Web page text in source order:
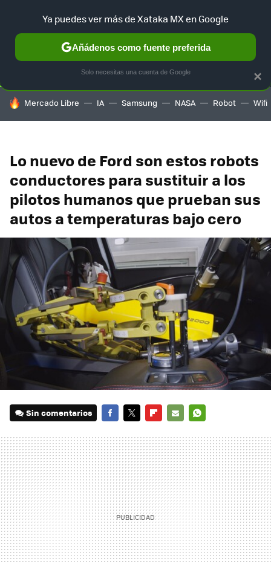
SELECCIÓN GAMING HOME AUTO TERRITORIO
HOY SE HABLA DE
Mercado Libre IA Samsung NASA Robot Wifi
Lo nuevo de Ford son estos robots
conductores para sustituir a los
pilotos humanos que prueban sus
autos a temperaturas bajo cero
Sin comentarios
MAIL
×
Ya puedes ver más de Xataka MX en Google
Añádenos como fuente preferida
Solo necesitas una cuenta de Google